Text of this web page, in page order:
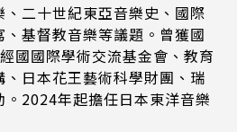
二十世紀東亞音樂史、國際
基督教音樂等議題。曾獲國
國國際學術交流基金會、教育
日本花王藝術科學財團、瑞
2024年起擔任日本東洋音樂